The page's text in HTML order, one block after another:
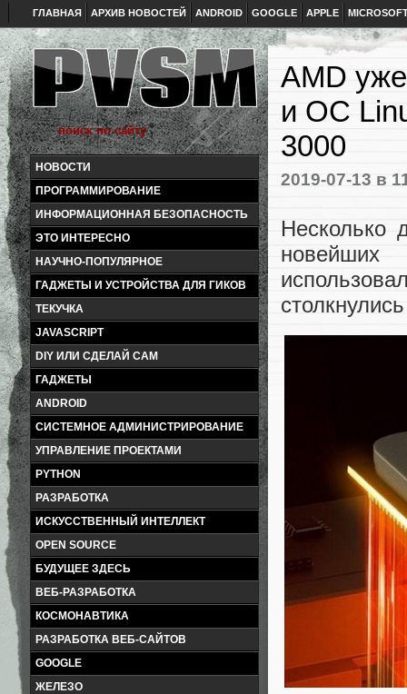
ГЛАВНАЯ АРХИВ НОВОСТЕЙ ANDROID GOOGLE APPLE
НОВОСТИ
ПРОГРАММИРОВАНИЕ
ИНФОРМАЦИОННАЯ БЕЗОПАСНОСТЬ
ЭТО ИНТЕРЕСНО
НАУЧНО-ПОПУЛЯРНОЕ
ГАДЖЕТЫ И УСТРОЙСТВА ДЛЯ ГИКОВ
ТЕКУЧКА
JAVASCRIPT
DIY ИЛИ СДЕЛАЙ САМ
ГАДЖЕТЫ
ANDROID
СИСТЕМНОЕ АДМИНИСТРИРОВАНИЕ
УПРАВЛЕНИЕ ПРОЕКТАМИ
PYTHON
РАЗРАБОТКА
ИСКУССТВЕННЫЙ ИНТЕЛЛЕКТ
OPEN SOURCE
БУДУЩЕЕ ЗДЕСЬ
ВЕБ-РАЗРАБОТКА
КОСМОНАВТИКА
РАЗРАБОТКА ВЕБ-САЙТОВ
GOOGLE
ЖЕЛЕЗО
AMD
и ОС
3000
2019-07-13 в